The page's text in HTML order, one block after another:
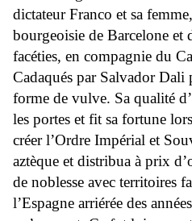
dictateur Franco et sa
bourgeoisie de Barcelone et
facéties, en compagnie du
Cadaqués par Salvador Dali
forme de vulve. Sa qualité
les portes et fit sa fortune
créer l’Ordre Impérial et
aztèque et distribua à prix
de noblesse avec territoires
l’Espagne arriérée des